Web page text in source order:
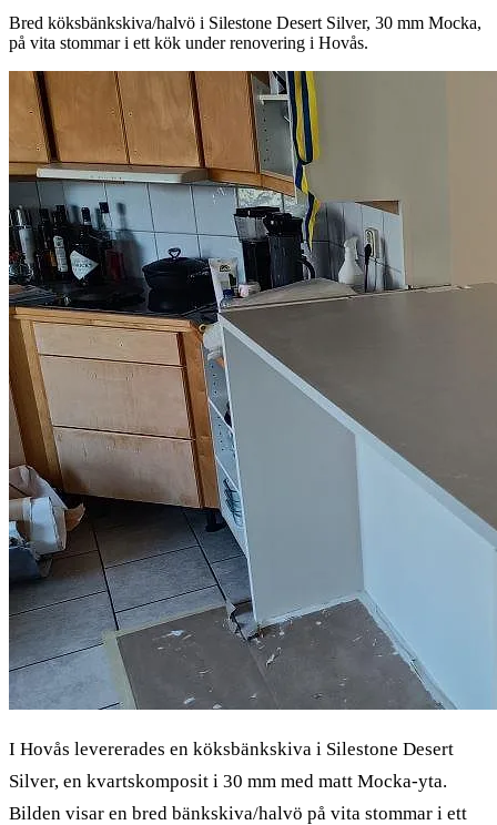
Bred köksbänkskiva/halvö i Silestone Desert Silver, 30 mm Mocka,
på vita stommar i ett kök under renovering i Hovås.
I Hovås levererades en köksbänkskiva i Silestone Desert
Silver, en kvartskomposit i 30 mm med matt Mocka-yta.
Bilden visar en bred bänkskiva/halvö på vita stommar i ett